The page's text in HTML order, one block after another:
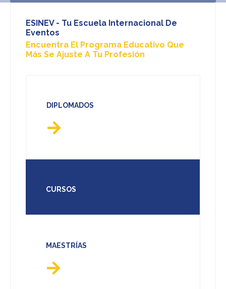
ESINEV - Tu Escuela Internacional De
Eventos
Encuentra El Programa Educativo Que
Más Se Ajuste A Tu Profesión
DIPLOMADOS
CURSOS
MAESTRÍAS